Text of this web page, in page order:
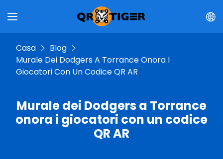
Casa
Blog
Murale Dei Dodgers A Torrance Onora I
Giocatori Con Un Codice QR AR
Murale dei Dodgers a Torrance
onora i giocatori con un codice
QR AR